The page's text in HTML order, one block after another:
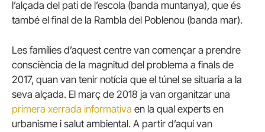
l’alçada del pati de l’escola (banda muntanya), que és
també el final de la Rambla del Poblenou (banda mar).
Les famílies d’aquest centre van començar a prendre
consciència de la magnitud del problema a finals de
2017, quan van tenir notícia que el túnel se situaria a la
seva alçada. El març de 2018 ja van organitzar una
primera xerrada informativa en la qual experts en
urbanisme i salut ambiental. A partir d’aquí van